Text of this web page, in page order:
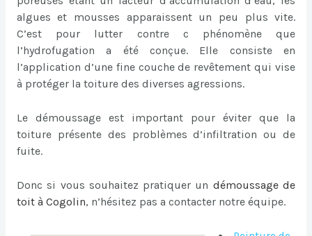
algues et mousses apparaissent un peu plus vite.
C’est pour lutter contre c phénomène que
l’hydrofugation a été conçue. Elle consiste en
l’application d’une fine couche de revêtement qui vise
à protéger la toiture des diverses agressions.
Le démoussage est important pour éviter que la
toiture présente des problèmes d’infiltration ou de
fuite.
Donc si vous souhaitez pratiquer un démoussage de
toit à Cogolin, n’hésitez pas a contacter notre équipe.